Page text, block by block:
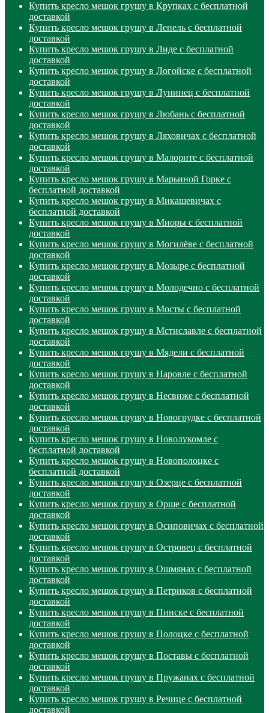
Купить кресло мешок грушу в Крупках с бесплатной
доставкой
Купить кресло мешок грушу в Лепель с бесплатной
доставкой
Купить кресло мешок грушу в Лиде с бесплатной
доставкой
Купить кресло мешок грушу в Логойске с бесплатной
доставкой
Купить кресло мешок грушу в Лунинец с бесплатной
доставкой
Купить кресло мешок грушу в Любань с бесплатной
доставкой
Купить кресло мешок грушу в Ляховичах с бесплатной
доставкой
Купить кресло мешок грушу в Малорите с бесплатной
доставкой
Купить кресло мешок грушу в Марьиной Горке с
бесплатной доставкой
Купить кресло мешок грушу в Микашевичах с
бесплатной доставкой
Купить кресло мешок грушу в Миоры с бесплатной
доставкой
Купить кресло мешок грушу в Могилёве с бесплатной
доставкой
Купить кресло мешок грушу в Мозыре с бесплатной
доставкой
Купить кресло мешок грушу в Молодечно с бесплатной
доставкой
Купить кресло мешок грушу в Мосты с бесплатной
доставкой
Купить кресло мешок грушу в Мстиславле с бесплатной
доставкой
Купить кресло мешок грушу в Мядели с бесплатной
доставкой
Купить кресло мешок грушу в Наровле с бесплатной
доставкой
Купить кресло мешок грушу в Несвиже с бесплатной
доставкой
Купить кресло мешок грушу в Новогрудке с бесплатной
доставкой
Купить кресло мешок грушу в Новолукомле с
бесплатной доставкой
Купить кресло мешок грушу в Новополоцке с
бесплатной доставкой
Купить кресло мешок грушу в Озерце с бесплатной
доставкой
Купить кресло мешок грушу в Орше с бесплатной
доставкой
Купить кресло мешок грушу в Осиповичах с бесплатной
доставкой
Купить кресло мешок грушу в Островец с бесплатной
доставкой
Купить кресло мешок грушу в Ошмянах с бесплатной
доставкой
Купить кресло мешок грушу в Петриков с бесплатной
доставкой
Купить кресло мешок грушу в Пинске с бесплатной
доставкой
Купить кресло мешок грушу в Полоцке с бесплатной
доставкой
Купить кресло мешок грушу в Поставы с бесплатной
доставкой
Купить кресло мешок грушу в Пружанах с бесплатной
доставкой
Купить кресло мешок грушу в Речице с бесплатной
доставкой